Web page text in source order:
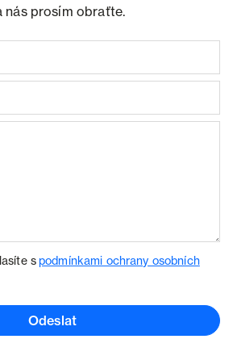
nás prosím obraťte.
spodmínkami ochrany osobních
Odeslat